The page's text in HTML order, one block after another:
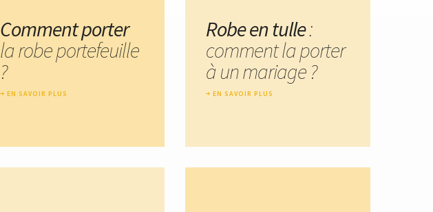
Comment porter
la robe portefeuille
?
EN SAVOIR PLUS
Robe en tulle:
comment la porter
à un mariage ?
EN SAVOIR PLUS